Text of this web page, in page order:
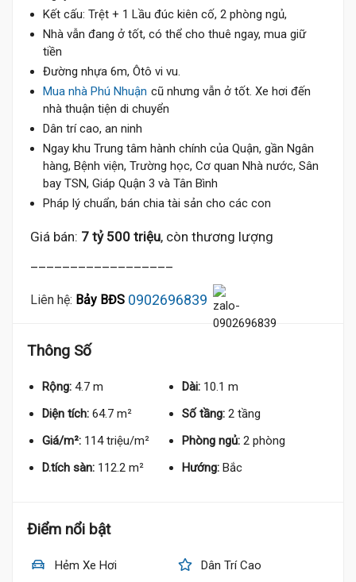
Kết cấu: Trệt + 1 Lầu đúc kiên cố, 2 phòng ngủ,
Nhà vẫn đang ở tốt, có thể cho thuê ngay, mua giữ
tiền
Đường nhựa 6m, Ôtô vi vu.
Mua nhà Phú Nhuận cũ nhưng vẫn ở tốt. Xe hơi đến
nhà thuận tiện di chuyển
Dân trí cao, an ninh
Ngay khu Trung tâm hành chính của Quận, gần Ngân
hàng, Bệnh viện, Trường học, Cơ quan Nhà nước, Sân
bay TSN, Giáp Quận 3 và Tân Bình
Pháp lý chuẩn, bán chia tài sản cho các con
Giá bán: 7 tỷ 500 triệu, còn thương lượng
Liên hệ: Bảy BĐS 0902696839
Thông Số
Rộng: 4.7 m Dài: 10.1 m
Diện tích: 64.7 m² Số tầng: 2 tầng
Giá/m²: 114 triệu/m² Phòng ngủ: 2 phòng
D.tích sàn: 112.2 m² Hướng: Bắc
Điểm nổi bật
Hẻm Xe Hơi Dân Trí Cao